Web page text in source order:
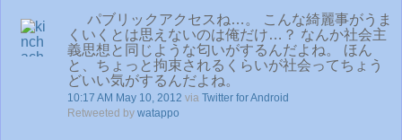
パブリックアクセスね…。 こんな綺麗事がうま
くいくとは思えないのは俺だけ…？ なんか社会主
義思想と同じような匂いがするんだよね。 ほん
と、ちょっと拘束されるくらいが社会ってちょう
どいい気がするんだよね。
10:17 AM May 10, 2012 via Twitter for Android
Retweeted by watappo